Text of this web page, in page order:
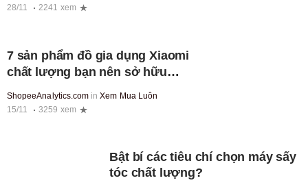
28/11
2241 xem
7 sản phẩm đồ gia dụng Xiaomi
chất lượng bạn nên sở hữu
ShopeeAnalytics.com inXem Mua Luôn
15/11
3259 xem
Bật bí các tiêu chí chọn máy sấy
tóc chất lượng?